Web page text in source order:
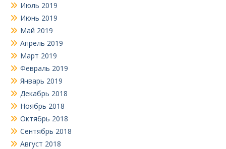
Июль 2019
Июнь 2019
Май 2019
Апрель 2019
Март 2019
Февраль 2019
Январь 2019
Декабрь 2018
Ноябрь 2018
Октябрь 2018
Сентябрь 2018
Август 2018